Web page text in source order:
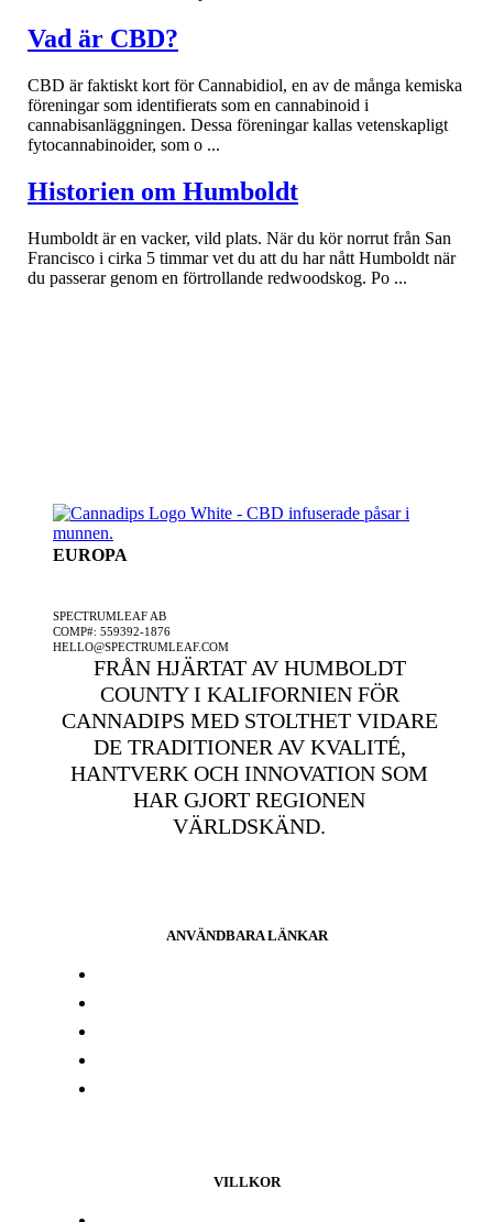
Vad är CBD?
CBD är faktiskt kort för Cannabidiol, en av de många kemiska
föreningar som identifierats som en cannabinoid i
cannabisanläggningen. Dessa föreningar kallas vetenskapligt
fytocannabinoider, som o ...
Historien om Humboldt
Humboldt är en vacker, vild plats. När du kör norrut från San
Francisco i cirka 5 timmar vet du att du har nått Humboldt när
du passerar genom en förtrollande redwoodskog. Po ...
EUROPA
SPECTRUMLEAF AB
COMP#: 559392-1876
HELLO@SPECTRUMLEAF.COM
FRÅN HJÄRTAT AV HUMBOLDT
COUNTY I KALIFORNIEN FÖR
CANNADIPS MED STOLTHET VIDARE
DE TRADITIONER AV KVALITÉ,
HANTVERK OCH INNOVATION SOM
HAR GJORT REGIONEN
VÄRLDSKÄND.
ANVÄNDBARA LÄNKAR
VILLKOR